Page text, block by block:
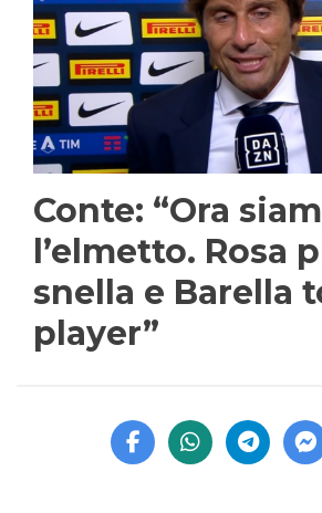
Conte: “Ora
l’elmetto. Rosa
snella e Barella
player”